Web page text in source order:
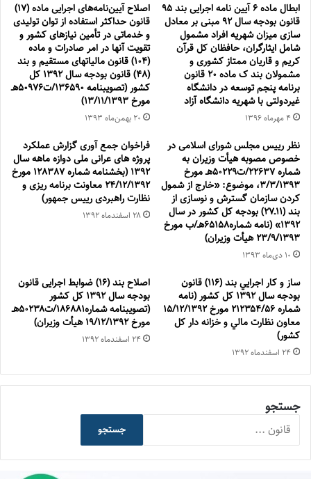
ابطال ماده 6 آیین نامه اجرایی بند 95
قانون بودجه سال 92 مبنی بر معادل
سازی میزان شهریه افراد مشمول
شامل ایثارگران، حافظان کل قرآن
کریم و قاریان ممتاز کشوری و
مشمولان بند ک ماده 20 قانون
برنامه پنجم توسعه در دانشگاه
غیردولتی با شهریه دانشگاه آزاد
۴ مهر‌ماه ۱۳۹۶
اصلاح آیین‌نامه‌های اجرایی ماده (۱۷)
قانون حداکثر استفاده از توان تولیدی
و خدماتی در تأمین نیازهای کشور و
تقویت آنها در امر صادرات و ماده
(۱۰۴) قانون مالیاتهای مستقیم و بند
(۴۸) قانون بودجه سال ۱۳۹۲ کل
کشور (تصویبنامه ۱۳۶۵۹۰/ت۵۰۹۷۶هـ
مورخ ۱۳/۱۱/۱۳۹۳)
۲۰ بهمن‌ماه ۱۳۹۳
نظر رییس مجلس شورای اسلامی در
خصوص مصوبه هیأت وزیران به
شماره ۲۲۶۳۷/ت۵۰۲۲۹هـ مورخ
۳/۳/۱۳۹۳، موضوع: «خارج از شمول
کردن سازمان گسترش و نوسازی از
بند (۱۱ـ۲۷) بودجه کل کشور در سال
۱۳۹۲» (نامه شماره۶۵۱۵۸هـ/ب مورخ
۲۳/۹/۱۳۹۳ هیأت وزیران)
۱۰ دی‌ماه ۱۳۹۳
فراخوان جمع آوری گزارش عملکرد
پروژه های عرانی ملی دوازه ماهه سال
1392 (بخشنامه شماره 128387 مورخ
24/12/1392 معاونت برنامه ریزی و
نظارت راهبردی رییس جمهور)
۲۸ اسفند‌ماه ۱۳۹۲
ساز و كار اجرايي بند (۱۱۶) قانون
بودجه سال ۱۳۹۲ كل كشور (نامه
شماره ۲۱۲۳۵۴/۵۶ مورخ ۱۵/۱۲/۱۳۹۲
معاون نظارت مالي و خزانه دار كل
كشور)
۲۴ اسفند‌ماه ۱۳۹۲
اصلاح بند (۱۶) ضوابط اجرایی قانون
بودجه سال ۱۳۹۲ کل کشور
(تصويبنامه شماره۱۸۶۸۸۱/ت۵۰۲۳۸هـ
مورخ ۱۹/۱۲/۱۳۹۲ هيأت وزيران)
۲۴ اسفند‌ماه ۱۳۹۲
جستجو
جستجو